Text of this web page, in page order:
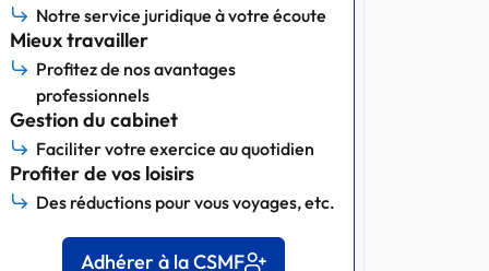
Notre service juridique à votre écoute
Mieux travailler
Profitez de nos avantages
professionnels
Gestion du cabinet
Faciliter votre exercice au quotidien
Profiter de vos loisirs
Des réductions pour vous voyages, etc.
Adhérer à la CSMF